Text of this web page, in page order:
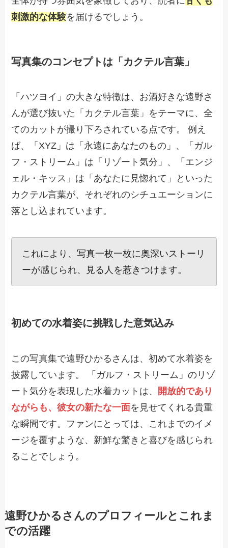
刺激的な体験を届けるでしょう。
写真集のコンセプトは「カクテル言葉」
「ハツヨイ」の大きな特徴は、お酒好きな遠野さ
んが選び抜いた「カクテル言葉」をテーマに、全
てのカットが撮り下ろされている点です。 例え
ば、「XYZ」は「永遠にあなたのもの」、「ガル
フ・ストリーム」は「リゾート気分」、「エンジ
ェル・キッス」は「あなたに見惚れて」といった
カクテル言葉が、それぞれのシチュエーションに
落とし込まれています。
これにより、写真一枚一枚に奥深いストーリ
ーが感じられ、見る人を惹きつけます。
初めての水着姿に挑戦した意気込み
この写真集で遠野ひかるさんは、初めて水着姿を
披露しています。 「ガルフ・ストリーム」のリゾ
ート気分を表現した水着カットは、
開放的であり
ながらも、彼女の新たな一面を見せてくれる貴重
な瞬間です。ファンにとっては、これまでのイメ
ージを覆すような、新鮮な驚きと喜びを感じられ
ることでしょう。
遠野ひかるさんのプロフィールとこれま
での活躍